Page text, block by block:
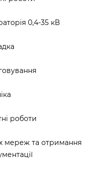
0,4-35 кВ
роботи
мереж та отримання